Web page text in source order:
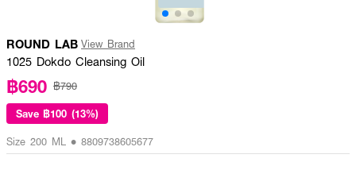
ROUND LAB View Brand
1025 Dokdo Cleansing Oil
฿690 ฿790
Save ฿100 (13%)
Size 200 ML • 8809738605677